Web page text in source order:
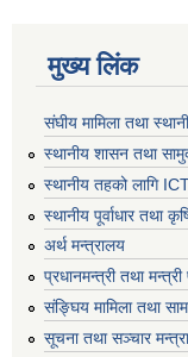
मुख्य लिंक
संघीय मामिला तथा
स्थानीय शासन तथा
स्थानीय तहको लागि
स्थानीय पूर्वाधार तथा
अर्थ मन्त्रालय
प्रधानमन्त्री तथा मन्त्री
संङ्घिय मामिला तथा
सूचना तथा सञ्चार